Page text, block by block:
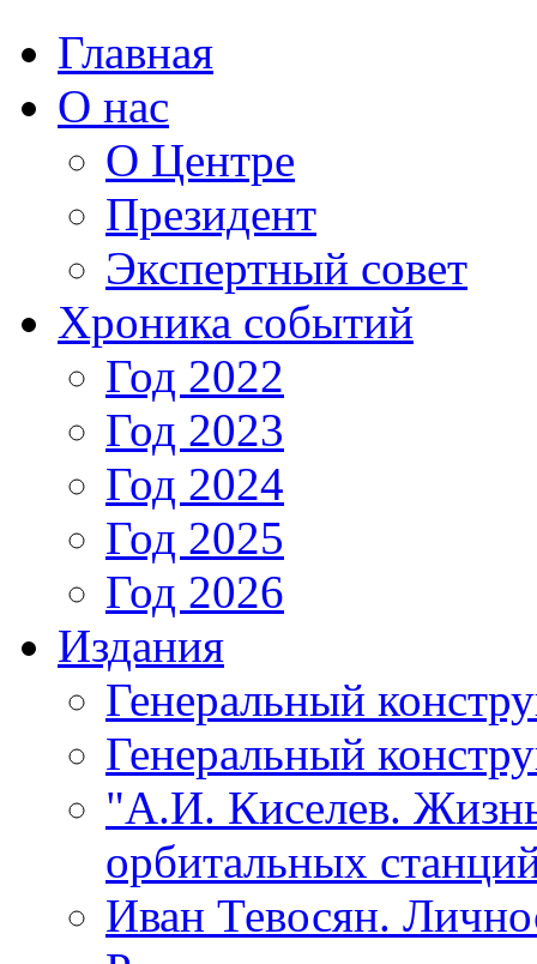
Главная
О нас
О Центре
Президент
Экспертный совет
Хроника событий
Год 2022
Год 2023
Год 2024
Год 2025
Год 2026
Издания
Генеральный
Генеральный
"А.И. Киселев.
орбитальных
Иван Тевосян.